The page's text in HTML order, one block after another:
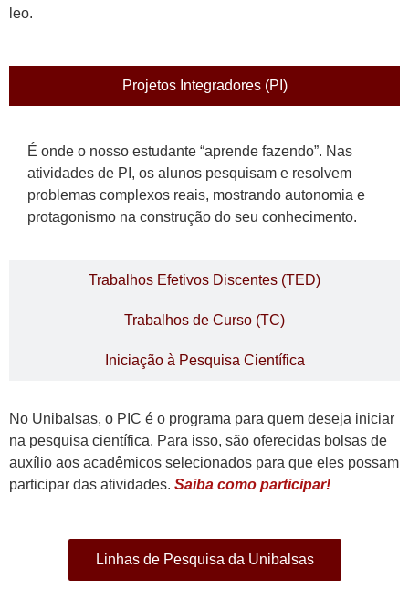
leo.
Projetos Integradores (PI)
Trabalhos Efetivos Discentes (TED)
Trabalhos de Curso (TC)
Iniciação à Pesquisa Científica
É onde o nosso estudante “aprende fazendo”. Nas
atividades de PI, os alunos pesquisam e resolvem
problemas complexos reais, mostrando autonomia e
protagonismo na construção do seu conhecimento.
No Unibalsas, o PIC é o programa para quem deseja iniciar
na pesquisa científica. Para isso, são oferecidas bolsas de
auxílio aos acadêmicos selecionados para que eles possam
participar das atividades. Saiba como participar!
Linhas de Pesquisa da Unibalsas